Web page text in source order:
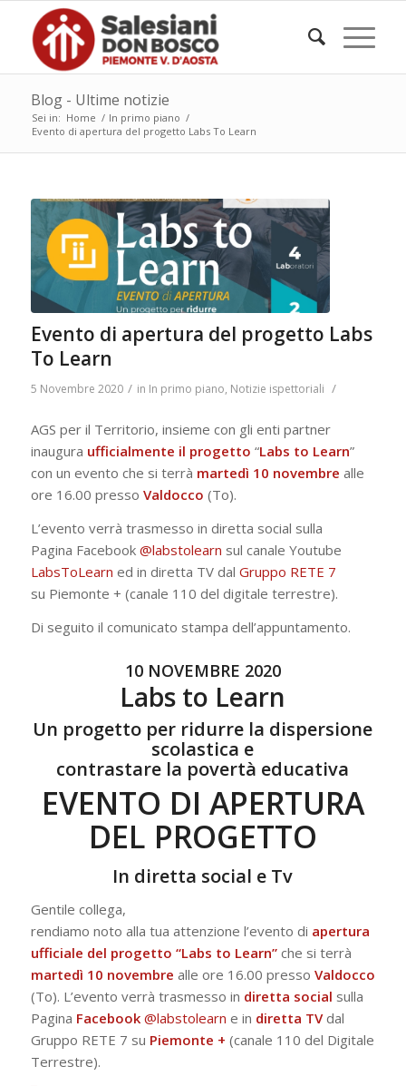
Blog - Ultime notizie
Sei in: Home / In primo piano /
Evento di apertura del progetto Labs To Learn
Evento di apertura del progetto Labs
To Learn
5 Novembre 2020 / in In primo piano, Notizie ispettoriali /
AGS per il Territorio, insieme con gli enti partner
inaugura ufficialmente il progetto “Labs to Learn”
con un evento che si terrà martedì 10 novembre alle
ore 16.00 presso Valdocco (To).
L’evento verrà trasmesso in diretta social sulla
Pagina Facebook @labstolearn sul canale Youtube
LabsToLearn ed in diretta TV dal Gruppo RETE 7
su Piemonte + (canale 110 del digitale terrestre).
Di seguito il comunicato stampa dell’appuntamento.
10 NOVEMBRE 2020
Labs to Learn
Un progetto per ridurre la dispersione
scolastica e
contrastare la povertà educativa
EVENTO DI APERTURA
DEL PROGETTO
In diretta social e Tv
Gentile collega,
rendiamo noto alla tua attenzione l’evento di apertura
ufficiale del progetto “Labs to Learn”che si terrà
martedì 10 novembre alle ore 16.00 presso Valdocco
(To). L’evento verrà trasmesso in diretta social sulla
Pagina Facebook @labstolearn e in diretta TVdal
Gruppo RETE 7 su Piemonte + (canale 110 del Digitale
Terrestre).